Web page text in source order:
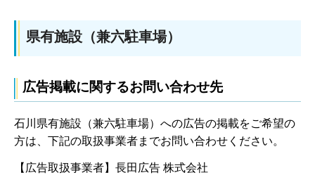
県有施設（兼六駐車場）
広告掲載に関するお問い合わせ先
石川県有施設（兼六駐車場）への広告の掲載をご希望の
方は、下記の取扱事業者までお問い合わせください。
【広告取扱事業者】長田広告 株式会社